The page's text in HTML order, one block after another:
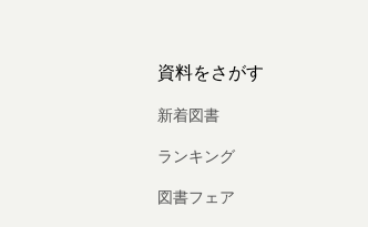
資料をさがす
新着図書
ランキング
図書フェア